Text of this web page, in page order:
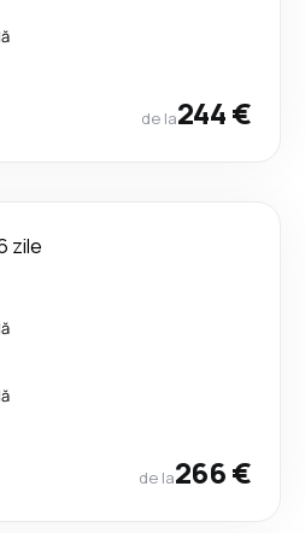
de la244 €
zile
de la266 €